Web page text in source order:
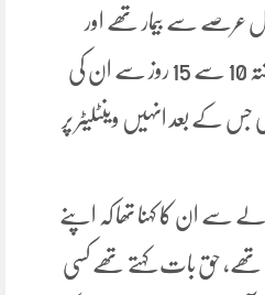
عرصے سے بیمار تھے اور
انہیں رعشہ لاحق تھا تاہم گزشتہ 10 سے 15 روز سے ان کی
کے بعد انہیں وینٹلیٹر پر
سے ان کا کہنا تھا کہ اپنے
تھے، حق بات کہتے تھے کسی